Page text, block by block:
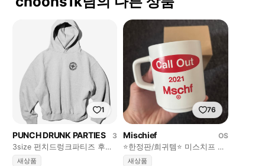
1
PUNCH DRUNK PARTIES
3
3size 펀치드렁크파티즈 후드
Circle Logo Oversized
새상품
76
Mischief
OS
⭐️한정판/희귀템⭐️ 미스치프 콜
아웃 머그컵 2021 mschf
새상품